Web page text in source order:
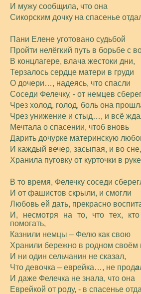
И мужу сообщила, что она
Сикорским дочку на спасенье
Пани Елене уготовано судьбой
Пройти нелёгкий путь в борьбе с
В концлагере, влача жестоки дни,
Терзалось сердце матери в груди
О дочери…, надеясь, что спасли
Соседи Фелечку, - от немцев
Чрез холод, голод, боль она
Чрез унижение и стыд…, и всё
Мечтала о спасении, чтоб вновь
Дарить дочурке материнскую
И каждый вечер, засыпая, и во сне,
Хранила пуговку от курточки в
В то время, Фелечку соседи
И от фашистов скрыли, и смогли
Любовь ей дать, прекрасно
И, несмотря на то, что тех,
помогать,
Казнили немцы – Фелю как свою
Хранили бережно в родном
И ни один сельчанин не сказал,
Что девочка – еврейка…, не прода
И даже Фелечка не знала, что она
Еврейкой от роду, - в спасенье